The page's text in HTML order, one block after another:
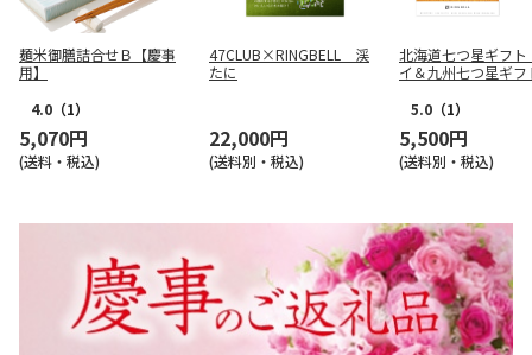
麺米御膳詰合せＢ【慶事
用】
4.0 （1）
5,070円
(送料・税込)
47CLUB×RINGBELL 渓
たに
22,000円
(送料別・税込)
北海道七つ星ギフ
イ＆九州七つ星ギ
5.0 （1）
5,500円
(送料別・税込)